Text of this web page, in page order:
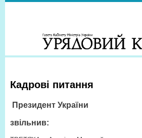
Кадрові питання
Президент України
звільнив: